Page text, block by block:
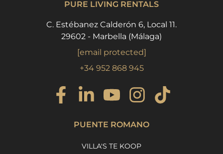
PURE LIVING RENTALS
C. Estébanez Calderón 6, Local 11.
29602 - Marbella (Málaga)
[email protected]
+34 952 868 945
PUENTE ROMANO
VILLA'S TE KOOP